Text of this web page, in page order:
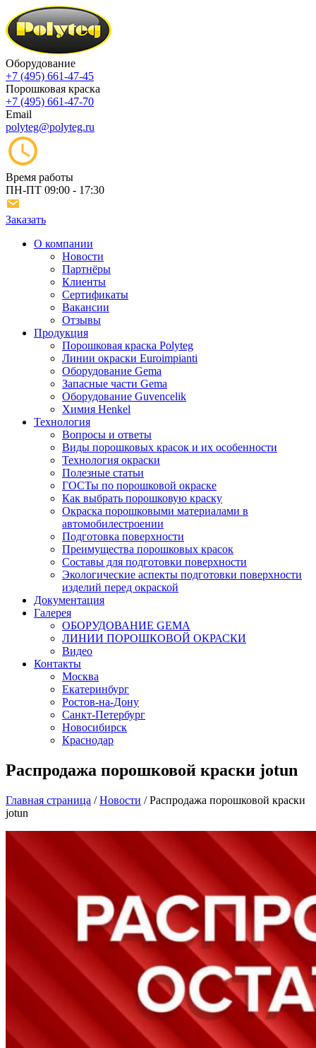
Оборудование
+7 (495) 661-47-45
Порошковая краска
+7 (495) 661-47-70
Email
polyteg@polyteg.ru
Время работы
ПН-ПТ 09:00 - 17:30
Заказать
О компании
Новости
Партнёры
Клиенты
Сертификаты
Вакансии
Отзывы
Продукция
Порошковая краска Polyteg
Линии окраски Euroimpianti
Оборудование Gema
Запасные части Gema
Оборудование Guvencelik
Химия Henkel
Технология
Вопросы и ответы
Виды порошковых красок и их особенности
Технология окраски
Полезные статьи
ГОСТы по порошковой окраске
Как выбрать порошковую краску
Окраска порошковыми материалами в
автомобилестроении
Подготовка поверхности
Преимущества порошковых красок
Составы для подготовки поверхности
Экологические аспекты подготовки поверхности
изделий перед окраской
Документация
Галерея
ОБОРУДОВАНИЕ GEMA
ЛИНИИ ПОРОШКОВОЙ ОКРАСКИ
Видео
Контакты
Москва
Екатеринбург
Ростов-на-Дону
Санкт-Петербург
Новосибирск
Краснодар
Распродажа порошковой краски jotun
Главная страница /Новости /Распродажа порошковой краски
jotun